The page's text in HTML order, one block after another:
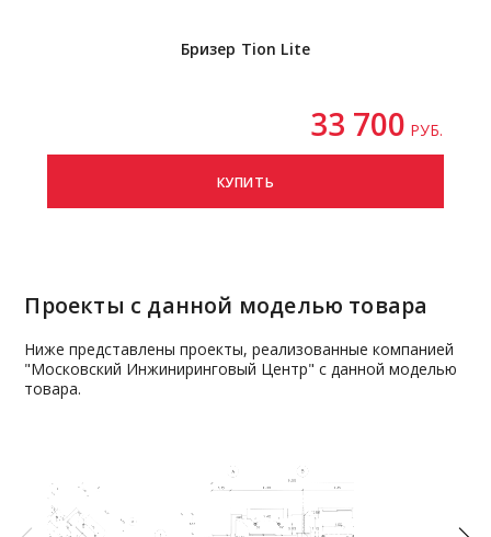
Бризер Tion Lite
33 700 РУБ.
КУПИТЬ
Проекты с данной моделью товара
Ниже представлены проекты, реализованные компанией
"Московский Инжиниринговый Центр" с данной моделью
товара.